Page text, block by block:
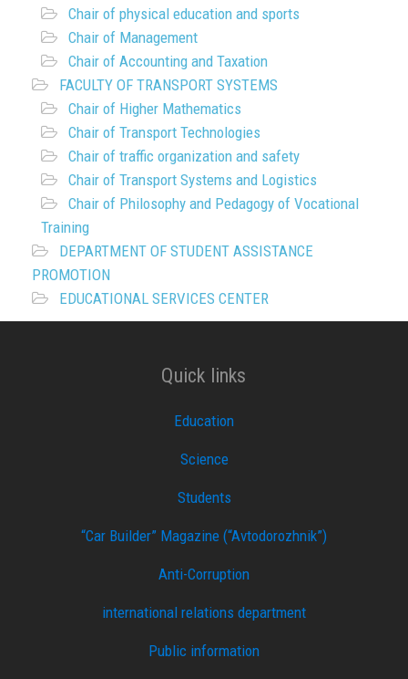
Chair of physical education and sports
Chair of Management
Chair of Accounting and Taxation
FACULTY OF TRANSPORT SYSTEMS
Chair of Higher Mathematics
Chair of Transport Technologies
Chair of traffic organization and safety
Chair of Transport Systems and Logistics
Chair of Philosophy and Pedagogy of Vocational
Training
DEPARTMENT OF STUDENT ASSISTANCE
PROMOTION
EDUCATIONAL SERVICES CENTER
Quick links
Education
Science
Students
“Car Builder” Magazine (“Avtodorozhnik”)
Anti-Corruption
international relations department
Public information